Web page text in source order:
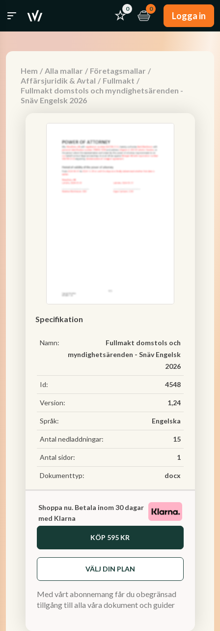
0 0
Logga in
Hem / Alla mallar / Företagsmallar /
Affärsjuridik & Avtal / Fullmakt /
Fullmakt domstols och myndighetsärenden -
Snäv Engelsk 2026
Specifikation
Namn:
Fullmakt domstols och
myndighetsärenden - Snäv Engelsk
2026
Id: 4548
Version: 1,24
Språk: Engelska
Antal nedladdningar: 15
Antal sidor: 1
Dokumenttyp: docx
Shoppa nu. Betala inom 30 dagar
med Klarna
KÖP 595 KR
VÄLJ DIN PLAN
Med vårt abonnemang får du obegränsad
tillgång till alla våra dokument och guider